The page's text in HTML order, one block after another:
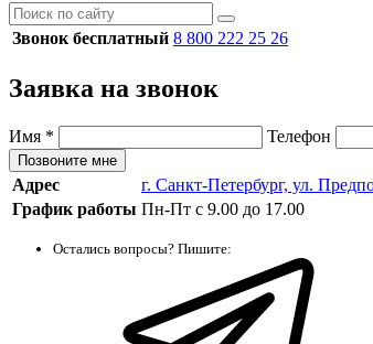
Звонок бесплатный 8 800 222 25 26
Заявка на звонок
Имя * Телефон
Позвоните мне
Адрес
г. Санкт-Петербург, ул.
График работы Пн-Пт с 9.00 до 17.00
Остались вопросы? Пишите: